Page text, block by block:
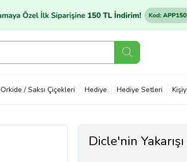
Orkide / Saksı Çiçekleri Hediye Hediye Setleri
Dicle'nin